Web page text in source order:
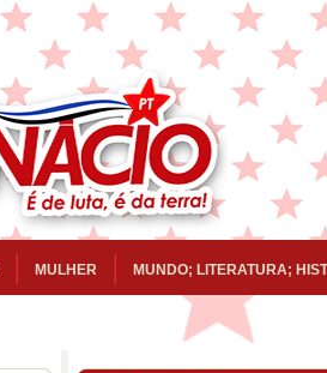
MULHER MUNDO; LITERATURA;